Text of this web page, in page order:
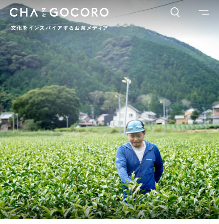
ワードでさがす
カテゴリでさがす
INTERVIEW CHAGOCORO TALK イベント 日本茶、再発見
茶と器 茶と食 茶のつくり手たち Ocha SURU? Lab.
PAUSE & INSPIRE ファーストプレイスで、お茶を COLUMN
COLOURS BY CHAGOCORO
お茶でさがす
SCROLL